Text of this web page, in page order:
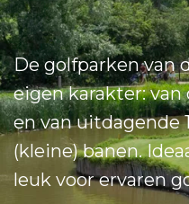
De golfparken van
eigen karakter:
en van uitdagende
(kleine) banen.
leuk voor ervaren